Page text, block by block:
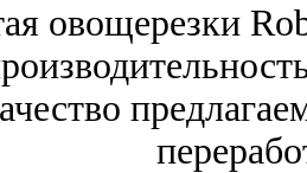
овощерезки